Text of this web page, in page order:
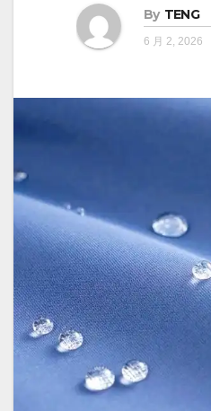
By TENG
6 月 2, 2026